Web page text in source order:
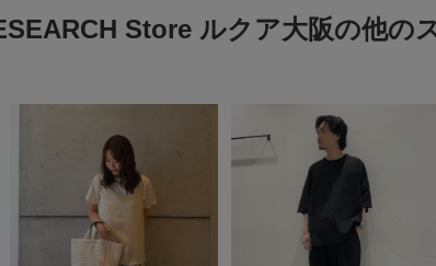
Store ルクア大阪の他の